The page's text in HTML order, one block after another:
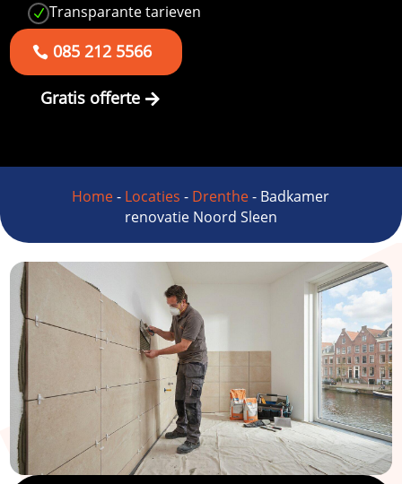
N Transparante tarieven
085 212 5566
Gratis offerte
Home- Locaties - Drenthe- Badkamer
renovatie Noord Sleen